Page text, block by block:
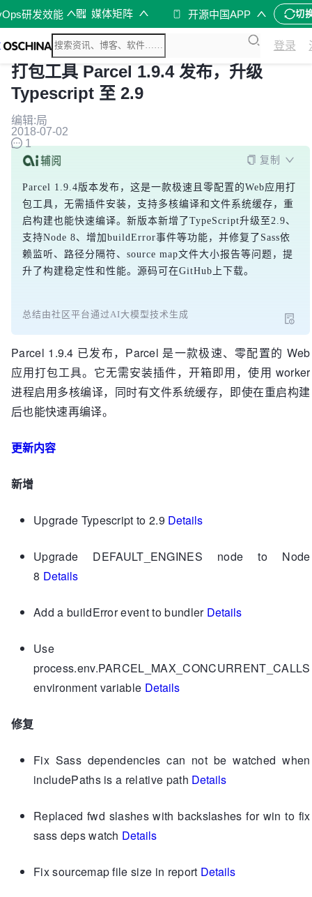
研发效能 媒体矩阵 开源中国APP 切
登录
打包工具 Parcel 1.9.4 发布，升级
Typescript 至 2.9
编辑:局
2018-07-02
1
复制
Parcel 1.9.4版本发布，这是一款极速且零配置的Web应用打
包工具，无需插件安装，支持多核编译和文件系统缓存，重
启构建也能快速编译。新版本新增了TypeScript升级至2.9、
支持Node 8、增加buildError事件等功能，并修复了Sass依
赖监听、路径分隔符、source map文件大小报告等问题，提
升了构建稳定性和性能。源码可在GitHub上下载。
总结由社区平台通过AI大模型技术生成
Parcel 1.9.4 已发布，Parcel 是一款极速、零配置的 Web
应用打包工具。它无需安装插件，开箱即用，使用 worker
进程启用多核编译，同时有文件系统缓存，即使在重启构建
后也能快速再编译。
更新内容
新增
Upgrade Typescript to 2.9 Details
Upgrade DEFAULT_ENGINES node to Node
8 Details
Add a buildError event to bundler Details
Use
process.env.PARCEL_MAX_CONCURRENT_CALLS
environment variable Details
修复
Fix Sass dependencies can not be watched when
includePaths is a relative path Details
Replaced fwd slashes with backslashes for win to fix
sass deps watch Details
Fix sourcemap file size in report Details